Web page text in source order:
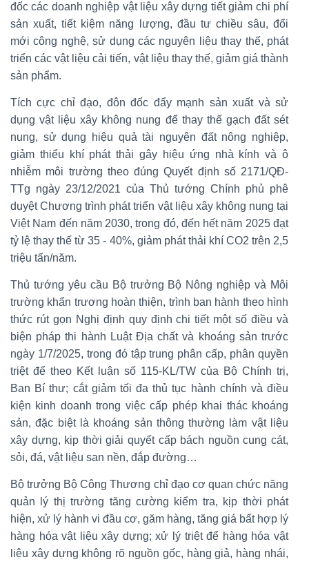
đốc các doanh nghiệp vật liệu xây dựng tiết giảm chi phí
sản xuất, tiết kiệm năng lượng, đầu tư chiều sâu, đổi
mới công nghệ, sử dụng các nguyên liệu thay thế, phát
triển các vật liệu cải tiến, vật liệu thay thế, giảm giá thành
sản phẩm.
Tích cực chỉ đạo, đôn đốc đẩy mạnh sản xuất và sử
dụng vật liệu xây không nung để thay thế gạch đất sét
nung, sử dụng hiệu quả tài nguyên đất nông nghiệp,
giảm thiểu khí phát thải gây hiệu ứng nhà kính và ô
nhiễm môi trường theo đúng Quyết định số 2171/QĐ-
TTg ngày 23/12/2021 của Thủ tướng Chính phủ phê
duyệt Chương trình phát triển vật liệu xây không nung tại
Việt Nam đến năm 2030, trong đó, đến hết năm 2025 đạt
tỷ lệ thay thế từ 35 - 40%, giảm phát thải khí CO2 trên 2,5
triệu tấn/năm.
Thủ tướng yêu cầu Bộ trưởng Bộ Nông nghiệp và Môi
trường khẩn trương hoàn thiện, trình ban hành theo hình
thức rút gọn Nghị định quy định chi tiết một số điều và
biện pháp thi hành Luật Địa chất và khoáng sản trước
ngày 1/7/2025, trong đó tập trung phân cấp, phân quyền
triệt để theo Kết luận số 115-KL/TW của Bộ Chính trị,
Ban Bí thư; cắt giảm tối đa thủ tục hành chính và điều
kiện kinh doanh trong việc cấp phép khai thác khoáng
sản, đặc biệt là khoáng sản thông thường làm vật liệu
xây dựng, kịp thời giải quyết cấp bách nguồn cung cát,
sỏi, đá, vật liệu san nền, đắp đường…
Bộ trưởng Bộ Công Thương chỉ đạo cơ quan chức năng
quản lý thị trường tăng cường kiểm tra, kịp thời phát
hiện, xử lý hành vi đầu cơ, găm hàng, tăng giá bất hợp lý
hàng hóa vật liệu xây dựng; xử lý triệt để hàng hóa vật
liệu xây dựng không rõ nguồn gốc, hàng giả, hàng nhái,